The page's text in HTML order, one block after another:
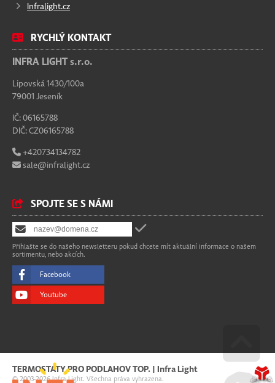
Infralight.cz
RYCHLÝ KONTAKT
INFRA LIGHT s.r.o.
Lipovská 1430/100a
79001 Jeseník
IČ: 06165788
DIČ: CZ06165788
+420734134782
sale@infralight.cz
SPOJTE SE S NÁMI
Přihlašte se do našeho newsletteru pokud chcete mít aktuální informace o našem
sortimentu, nebo akcích.
Facebook
Youtube
TERMOSTATY PRO PODLAHOV TOP. | Infra Light
© 2003-2026 Infra Light. Všechna práva vyhrazena.